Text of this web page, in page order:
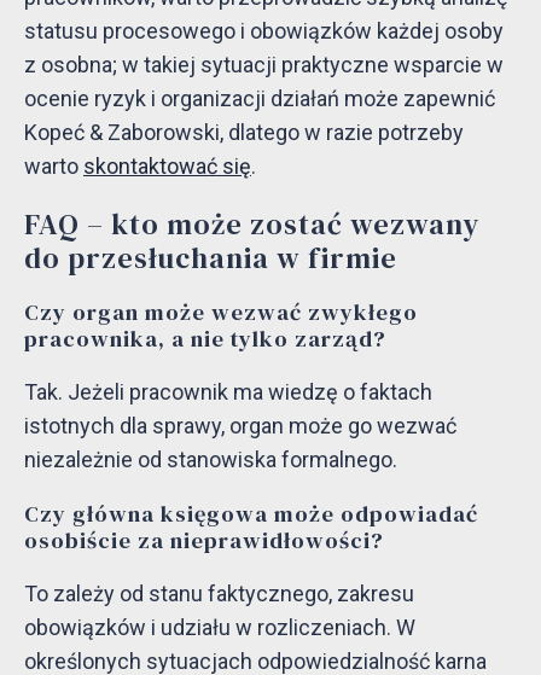
statusu procesowego i obowiązków każdej osoby
z osobna; w takiej sytuacji praktyczne wsparcie w
ocenie ryzyk i organizacji działań może zapewnić
Kopeć & Zaborowski, dlatego w razie potrzeby
warto skontaktować się.
FAQ – kto może zostać wezwany
do przesłuchania w firmie
Czy organ może wezwać zwykłego
pracownika, a nie tylko zarząd?
Tak. Jeżeli pracownik ma wiedzę o faktach
istotnych dla sprawy, organ może go wezwać
niezależnie od stanowiska formalnego.
Czy główna księgowa może odpowiadać
osobiście za nieprawidłowości?
To zależy od stanu faktycznego, zakresu
obowiązków i udziału w rozliczeniach. W
określonych sytuacjach odpowiedzialność karna